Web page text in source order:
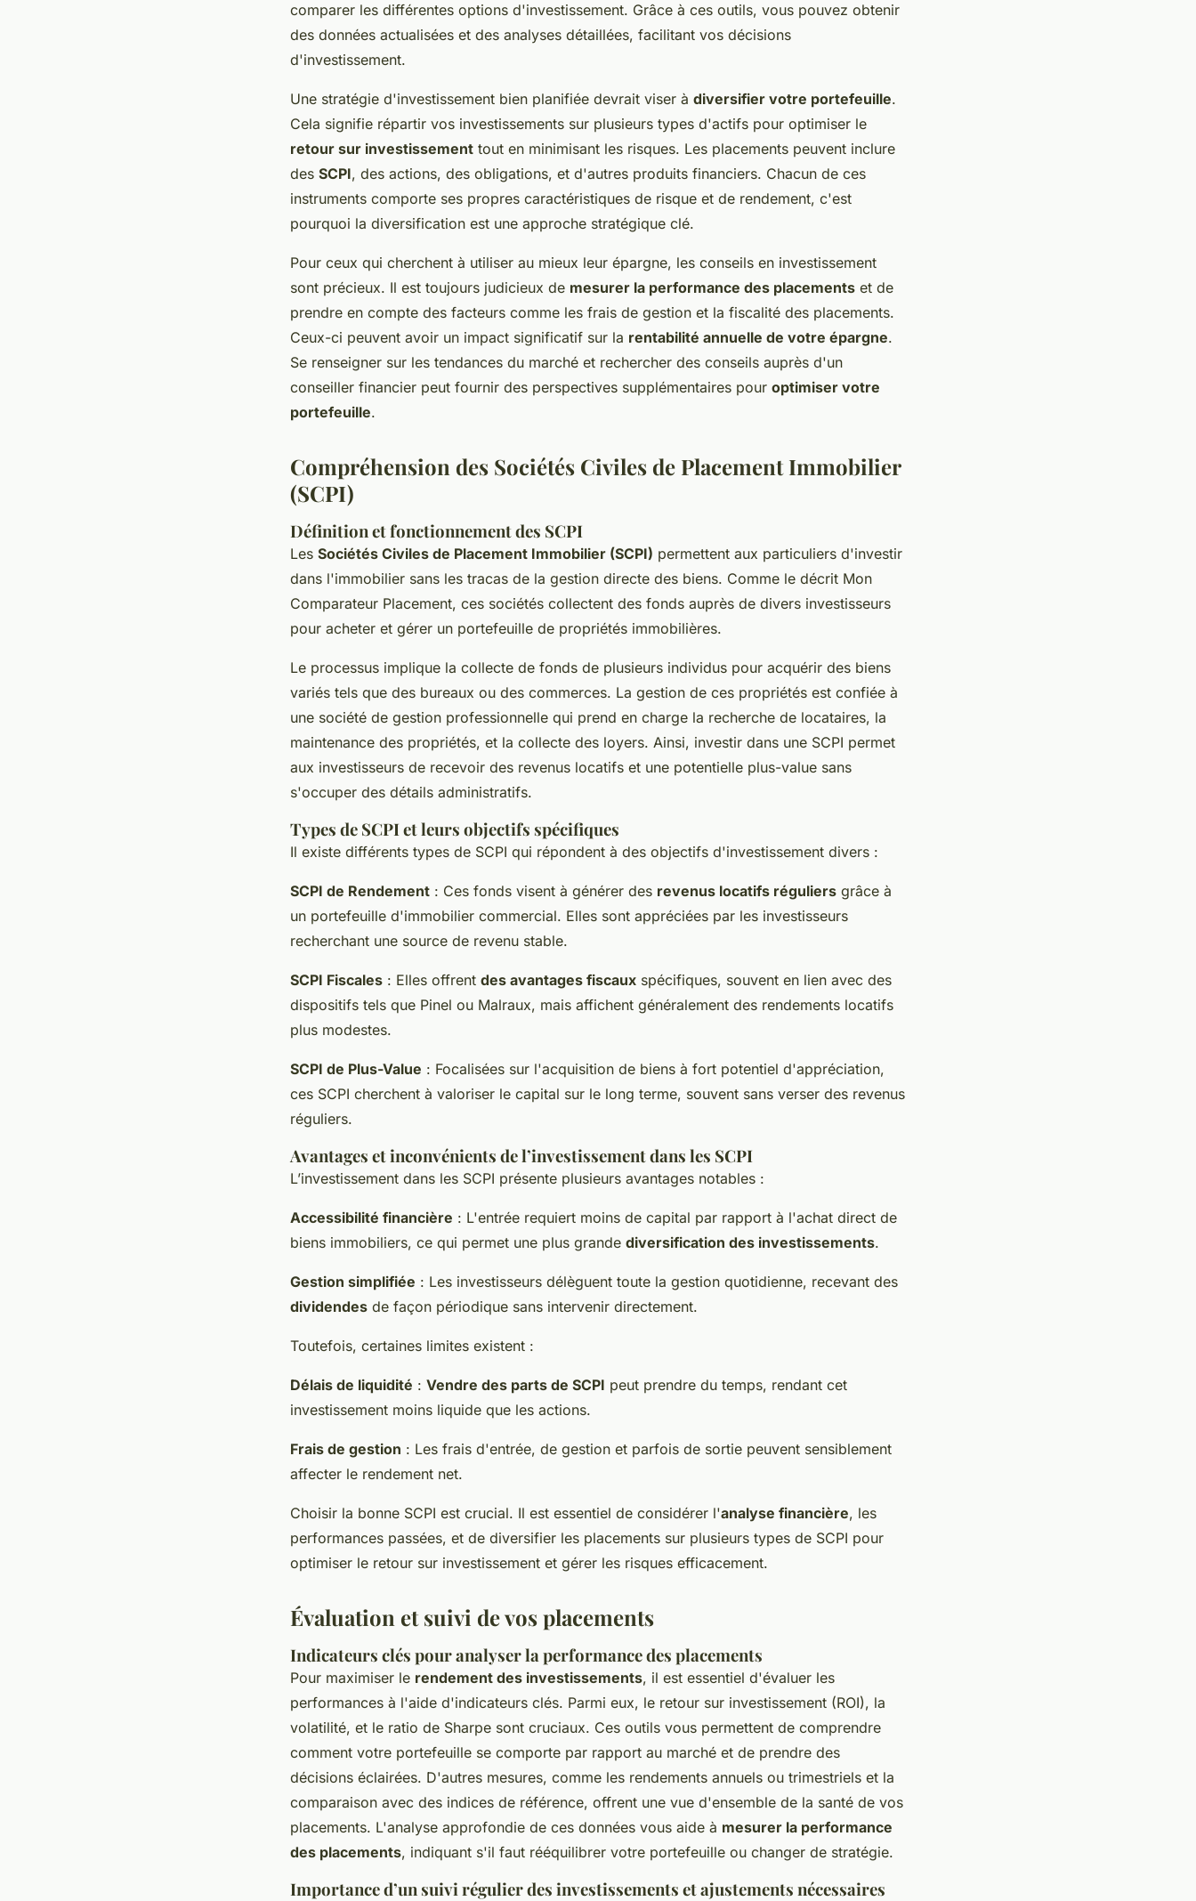
comparer les différentes options d'investissement. Grâce à ces outils, vous pouvez obtenir
des données actualisées et des analyses détaillées, facilitant vos décisions
d'investissement.
Une stratégie d'investissement bien planifiée devrait viser à diversifier votre portefeuille.
Cela signifie répartir vos investissements sur plusieurs types d'actifs pour optimiser le
retour sur investissement tout en minimisant les risques. Les placements peuvent inclure
des SCPI, des actions, des obligations, et d'autres produits financiers. Chacun de ces
instruments comporte ses propres caractéristiques de risque et de rendement, c'est
pourquoi la diversification est une approche stratégique clé.
Pour ceux qui cherchent à utiliser au mieux leur épargne, les conseils en investissement
sont précieux. Il est toujours judicieux de mesurer la performance des placements et de
prendre en compte des facteurs comme les frais de gestion et la fiscalité des placements.
Ceux-ci peuvent avoir un impact significatif sur la rentabilité annuelle de votre épargne.
Se renseigner sur les tendances du marché et rechercher des conseils auprès d'un
conseiller financier peut fournir des perspectives supplémentaires pour optimiser votre
portefeuille.
Compréhension des Sociétés Civiles de Placement Immobilier
(SCPI)
Définition et fonctionnement des SCPI
Les Sociétés Civiles de Placement Immobilier (SCPI) permettent aux particuliers d'investir
dans l'immobilier sans les tracas de la gestion directe des biens. Comme le décrit Mon
Comparateur Placement, ces sociétés collectent des fonds auprès de divers investisseurs
pour acheter et gérer un portefeuille de propriétés immobilières.
Le processus implique la collecte de fonds de plusieurs individus pour acquérir des biens
variés tels que des bureaux ou des commerces. La gestion de ces propriétés est confiée à
une société de gestion professionnelle qui prend en charge la recherche de locataires, la
maintenance des propriétés, et la collecte des loyers. Ainsi, investir dans une SCPI permet
aux investisseurs de recevoir des revenus locatifs et une potentielle plus-value sans
s'occuper des détails administratifs.
Types de SCPI et leurs objectifs spécifiques
Il existe différents types de SCPI qui répondent à des objectifs d'investissement divers :
SCPI de Rendement : Ces fonds visent à générer des revenus locatifs réguliers grâce à
un portefeuille d'immobilier commercial. Elles sont appréciées par les investisseurs
recherchant une source de revenu stable.
SCPI Fiscales : Elles offrent des avantages fiscaux spécifiques, souvent en lien avec des
dispositifs tels que Pinel ou Malraux, mais affichent généralement des rendements locatifs
plus modestes.
SCPI de Plus-Value : Focalisées sur l'acquisition de biens à fort potentiel d'appréciation,
ces SCPI cherchent à valoriser le capital sur le long terme, souvent sans verser des revenus
réguliers.
Avantages et inconvénients de l’investissement dans les SCPI
L’investissement dans les SCPI présente plusieurs avantages notables :
Accessibilité financière : L'entrée requiert moins de capital par rapport à l'achat direct de
biens immobiliers, ce qui permet une plus grande diversification des investissements.
Gestion simplifiée : Les investisseurs délèguent toute la gestion quotidienne, recevant des
dividendes de façon périodique sans intervenir directement.
Toutefois, certaines limites existent :
Délais de liquidité : Vendre des parts de SCPI peut prendre du temps, rendant cet
investissement moins liquide que les actions.
Frais de gestion : Les frais d'entrée, de gestion et parfois de sortie peuvent sensiblement
affecter le rendement net.
Choisir la bonne SCPI est crucial. Il est essentiel de considérer l'analyse financière, les
performances passées, et de diversifier les placements sur plusieurs types de SCPI pour
optimiser le retour sur investissement et gérer les risques efficacement.
Évaluation et suivi de vos placements
Indicateurs clés pour analyser la performance des placements
Pour maximiser le rendement des investissements, il est essentiel d'évaluer les
performances à l'aide d'indicateurs clés. Parmi eux, le retour sur investissement (ROI), la
volatilité, et le ratio de Sharpe sont cruciaux. Ces outils vous permettent de comprendre
comment votre portefeuille se comporte par rapport au marché et de prendre des
décisions éclairées. D'autres mesures, comme les rendements annuels ou trimestriels et la
comparaison avec des indices de référence, offrent une vue d'ensemble de la santé de vos
placements. L'analyse approfondie de ces données vous aide à mesurer la performance
des placements, indiquant s'il faut rééquilibrer votre portefeuille ou changer de stratégie.
Importance d’un suivi régulier des investissements et ajustements nécessaires